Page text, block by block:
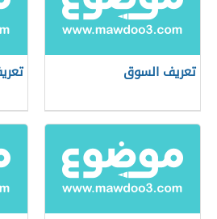
تعريف السوق